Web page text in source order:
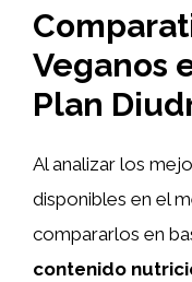
Veganos
Plan
Al analizar los
disponibles en el
compararlos en
contenido